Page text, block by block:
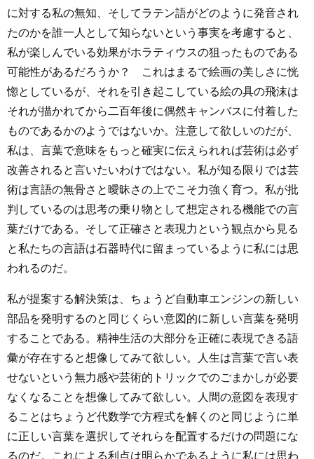
に対する私の無知、そしてラテン語がどのように発音され
たのかを誰一人として知らないという事実を考慮すると、
私が楽しんでいる効果がホラティウスの狙ったものである
可能性があるだろうか？ これはまるで絵画の美しさに恍
惚としているが、それを引き起こしている絵の具の飛沫は
それが描かれてから二百年後に偶然キャンバスに付着した
ものであるかのようではないか。注意して欲しいのだが、
私は、言葉で意味をもっと確実に伝えられれば芸術は必ず
改善されると言いたいわけではない。私が知る限りでは芸
術は言語の無骨さと曖昧さの上でこそ力強く育つ。私が批
判しているのは思考の乗り物として想定される機能での言
葉だけである。そして正確さと表現力という観点から見る
と私たちの言語は石器時代に留まっているように私には思
われるのだ。
私が提案する解決策は、ちょうど自動車エンジンの新しい
部品を発明するのと同じくらい意図的に新しい言葉を発明
することである。精神生活の大部分を正確に表現できる語
彙が存在すると想像してみて欲しい。人生は言葉で言い表
せないという無力感や芸術的トリックでのごまかしが必要
なくなることを想像してみて欲しい。人間の意図を表現す
ることはちょうど代数学で方程式を解くのと同じように単
に正しい言葉を選択してそれらを配置するだけの問題にな
るのだ。これによる利点は明らかであるように私には思わ